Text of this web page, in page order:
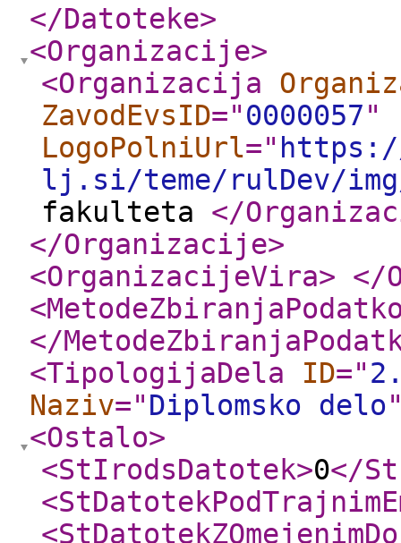
</Datoteke>
<Organizacije>
<Organizacija
ZavodEvsID="0000057"
LogoPolniUrl="
lj.si/teme/rulDev/
fakulteta </
</Organizacije>
<OrganizacijeVira> </
</
<TipologijaDela
ID="
Naziv="Diplomsko delo
<Ostalo>
<StIrodsDatotek>0</